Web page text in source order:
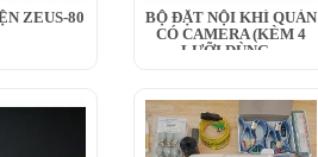
ZEUS-80
BỘ ĐẶT NỘI KHÍ QUẢN
CÓ CAMERA (KÈM 4
LƯỠI DÙNG...